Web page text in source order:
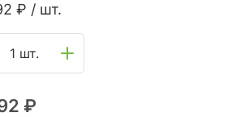
₽ / шт.
1 шт.
₽